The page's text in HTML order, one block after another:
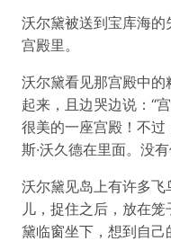
沃尔黛被送到宝库海
宫殿里。
沃尔黛看见那宫殿中
起来，且边哭边说：“
很美的一座宫殿！不
斯·沃久德在里面。没
沃尔黛见岛上有许多
儿，捉住之后，放在
黛临窗坐下，想到自